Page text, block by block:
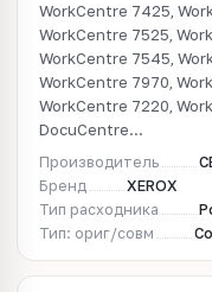
WorkCentre 7425,
WorkCentre 7525,
WorkCentre 7545,
WorkCentre 7970,
WorkCentre 7220,
DocuCentre...
Производитель
Бренд
XEROX
Тип расходника
Тип: ориг/совм